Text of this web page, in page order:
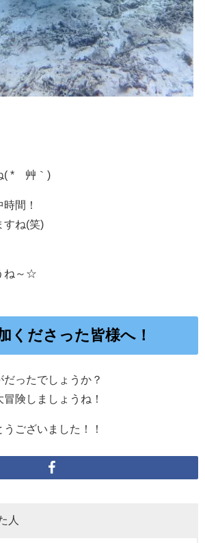
( *´艸｀)
間！
すね(笑)
ね～☆
くださった皆様へ！
ったでしょうか？
険しましょうね！
ございました！！
人